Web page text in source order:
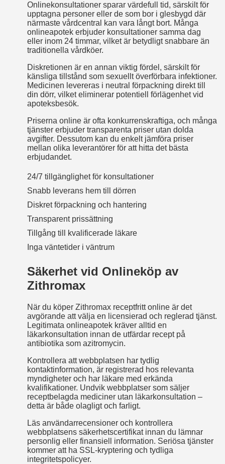
Onlinekonsultationer sparar värdefull tid, särskilt för
upptagna personer eller de som bor i glesbygd där
närmaste vårdcentral kan vara långt bort. Många
onlineapotek erbjuder konsultationer samma dag
eller inom 24 timmar, vilket är betydligt snabbare än
traditionella vårdköer.
Diskretionen är en annan viktig fördel, särskilt för
känsliga tillstånd som sexuellt överförbara infektioner.
Medicinen levereras i neutral förpackning direkt till
din dörr, vilket eliminerar potentiell förlägenhet vid
apoteksbesök.
Priserna online är ofta konkurrenskraftiga, och många
tjänster erbjuder transparenta priser utan dolda
avgifter. Dessutom kan du enkelt jämföra priser
mellan olika leverantörer för att hitta det bästa
erbjudandet.
24/7 tillgänglighet för konsultationer
Snabb leverans hem till dörren
Diskret förpackning och hantering
Transparent prissättning
Tillgång till kvalificerade läkare
Inga väntetider i väntrum
Säkerhet vid Onlineköp av
Zithromax
När du köper Zithromax receptfritt online är det
avgörande att välja en licensierad och reglerad tjänst.
Legitimata onlineapotek kräver alltid en
läkarkonsultation innan de utfärdar recept på
antibiotika som azitromycin.
Kontrollera att webbplatsen har tydlig
kontaktinformation, är registrerad hos relevanta
myndigheter och har läkare med erkända
kvalifikationer. Undvik webbplatser som säljer
receptbelagda mediciner utan läkarkonsultation –
detta är både olagligt och farligt.
Läs användarrecensioner och kontrollera
webbplatsens säkerhetscertifikat innan du lämnar
personlig eller finansiell information. Seriösa tjänster
kommer att ha SSL-kryptering och tydliga
integritetspolicyer.